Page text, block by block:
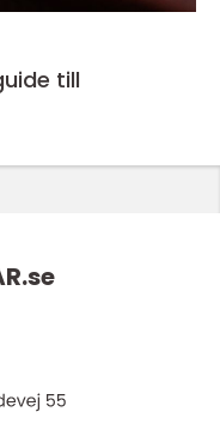
till
se